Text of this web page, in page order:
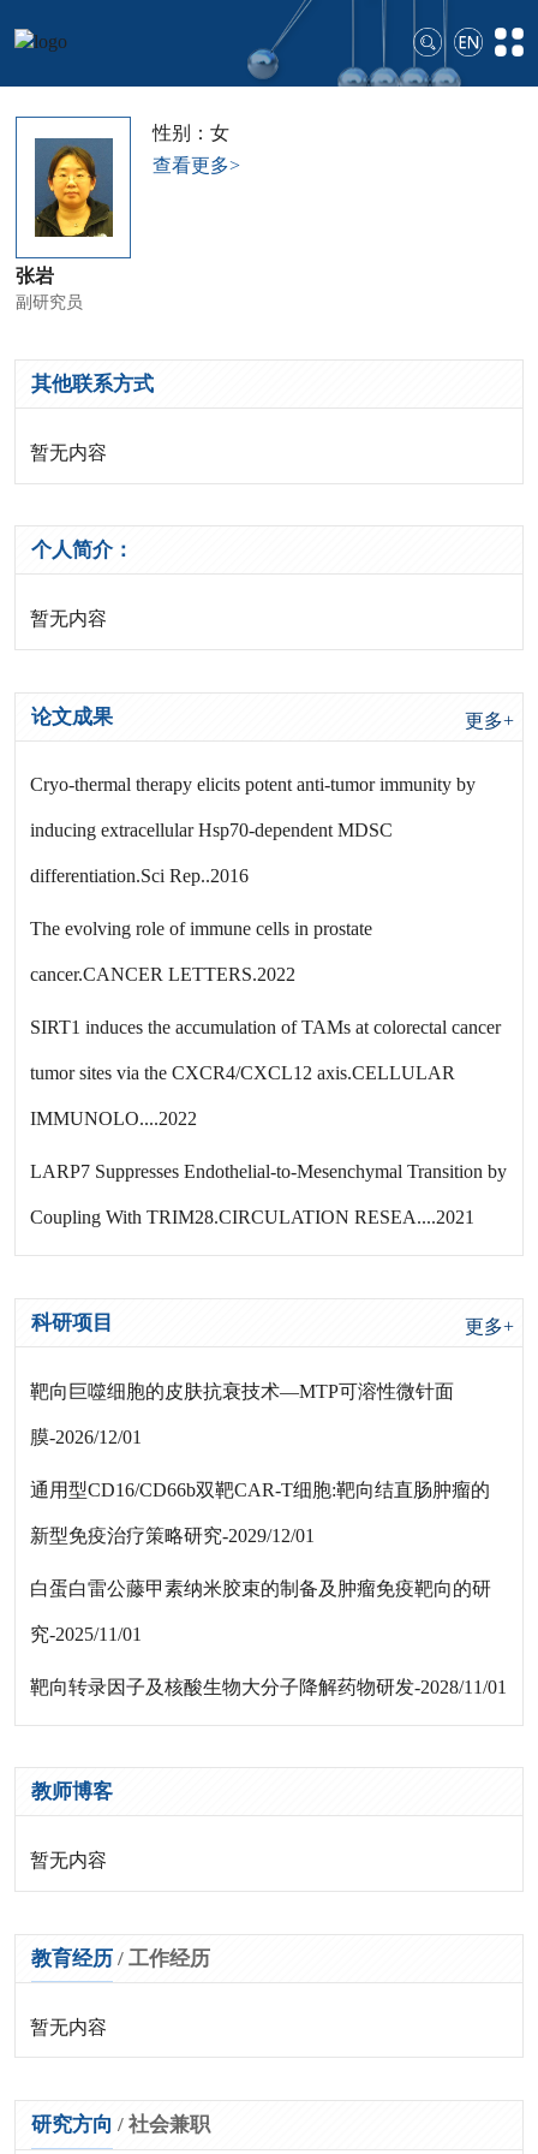
张岩
副研究员
性别：女
查看更多>
其他联系方式
暂无内容
个人简介：
暂无内容
论文成果
Cryo-thermal therapy elicits potent anti-tumor immunity by
inducing extracellular Hsp70-dependent MDSC
differentiation.Sci Rep..2016
The evolving role of immune cells in prostate
cancer.CANCER LETTERS.2022
SIRT1 induces the accumulation of TAMs at colorectal cancer
tumor sites via the CXCR4/CXCL12 axis.CELLULAR
IMMUNOLO....2022
LARP7 Suppresses Endothelial-to-Mesenchymal Transition by
Coupling With TRIM28.CIRCULATION RESEA....2021
更多+
科研项目
靶向巨噬细胞的皮肤抗衰技术—MTP可溶性微针面
膜-2026/12/01
通用型CD16/CD66b双靶CAR-T细胞:靶向结直肠肿瘤的
新型免疫治疗策略研究-2029/12/01
白蛋白雷公藤甲素纳米胶束的制备及肿瘤免疫靶向的研
究-2025/11/01
靶向转录因子及核酸生物大分子降解药物研发-2028/11/01
更多+
教师博客
暂无内容
教育经历 / 工作经历
暂无内容
研究方向 / 社会兼职